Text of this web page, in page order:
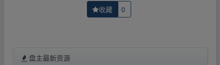
收藏 0
盘主最新资源